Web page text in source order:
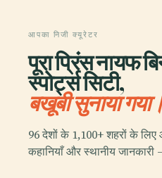
आपका निजी क्यूरेटर
पूरा प्रिंस नायफ
स्पोर्ट्स सिटी,
बखूबी सुनाया
96 देशों के 1,100+ शहरों के लिए
कहानियाँ और स्थानीय